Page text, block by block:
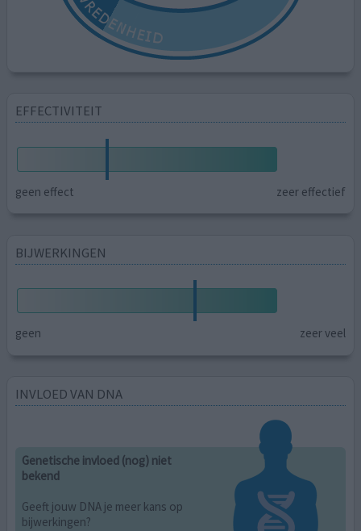
EFFECTIVITEIT
geen effect zeer effectief
BIJWERKINGEN
geen zeer veel
INVLOED VAN DNA
Genetische invloed (nog) niet
bekend
Geeft jouw DNA je meer kans op
bijwerkingen?